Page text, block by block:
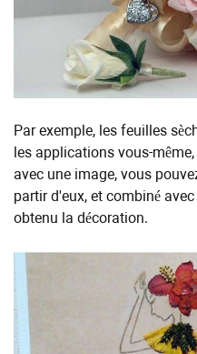
Par exemple, les feuilles
les applications vous-
avec une image, vous
partir d'eux, et combiné
obtenu la décoration.